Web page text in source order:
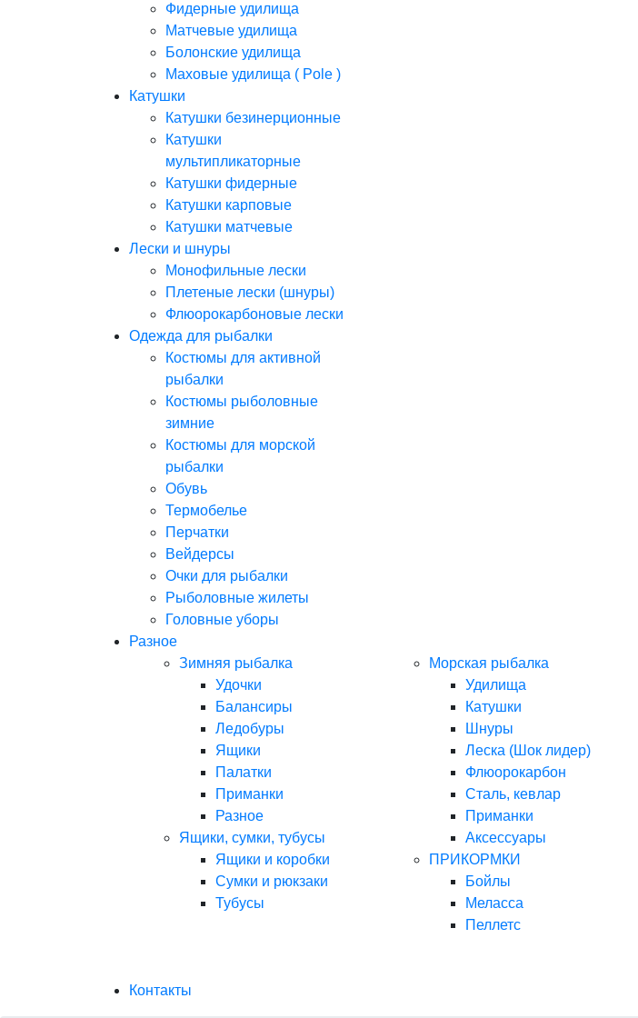
Фидерные удилища
Матчевые удилища
Болонские удилища
Маховые удилища ( Pole )
Катушки
Катушки безинерционные
Катушки
мультипликаторные
Катушки фидерные
Катушки карповые
Катушки матчевые
Лески и шнуры
Монофильные лески
Плетеные лески (шнуры)
Флюорокарбоновые лески
Одежда для рыбалки
Костюмы для активной
рыбалки
Костюмы рыболовные
зимние
Костюмы для морской
рыбалки
Обувь
Термобелье
Перчатки
Вейдерсы
Очки для рыбалки
Рыболовные жилеты
Головные уборы
Разное
Зимняя рыбалка
Удочки
Балансиры
Ледобуры
Ящики
Палатки
Приманки
Разное
Ящики, сумки, тубусы
Ящики и коробки
Сумки и рюкзаки
Тубусы
Морская рыбалка
Удилища
Катушки
Шнуры
Леска (Шок лидер)
Флюорокарбон
Сталь, кевлар
Приманки
Аксессуары
ПРИКОРМКИ
Бойлы
Меласса
Пеллетс
Контакты